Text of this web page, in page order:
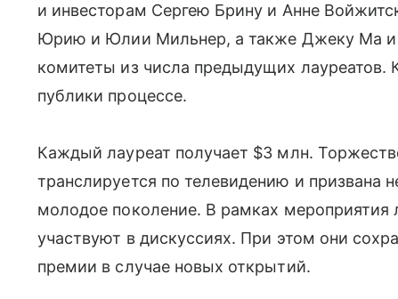
и инвесторам Сергею Брину и Анне
Юрию и Юлии Мильнер, а также Джеку Ма и
комитеты из числа предыдущих
публики процессе.
Каждый лауреат получает $3 млн.
транслируется по телевидению и призвана
молодое поколение. В рамках мероприятия
участвуют в дискуссиях. При этом они
премии в случае новых открытий.